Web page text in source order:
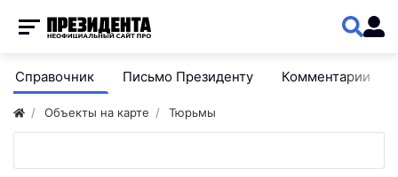
Справочник Письмо Президенту Комментарии
Объекты на карте Тюрьмы